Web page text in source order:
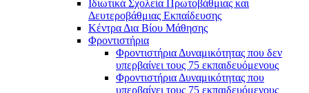
Ιδιωτικά Σχολεία Πρωτοβάθμιας και
Δευτεροβάθμιας Εκπαίδευσης
Κέντρα Δια Βίου Μάθησης
Φροντιστήρια
Φροντιστήρια Δυναμικότητας που δεν
υπερβαίνει τους 75 εκπαιδευόμενους
Φροντιστήρια Δυναμικότητας που
υπερβαίνει τους 75 εκπαιδευόμενους